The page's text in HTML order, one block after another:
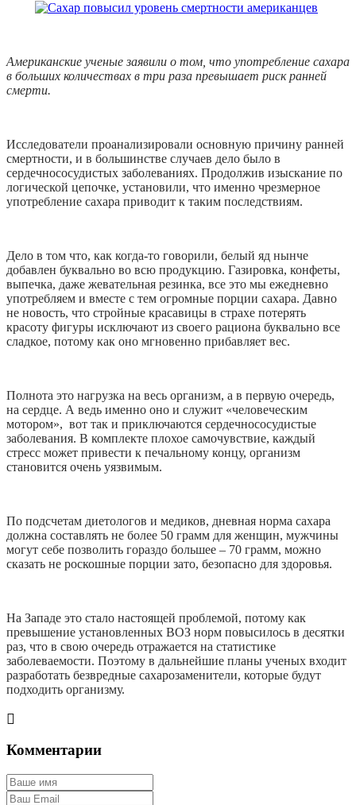
Американские ученые заявили о том, что употребление сахара
в больших количествах в три раза превышает риск ранней
смерти.
Исследователи проанализировали основную причину ранней
смертности, и в большинстве случаев дело было в
сердечнососудистых заболеваниях. Продолжив изыскание по
логической цепочке, установили, что именно чрезмерное
употребление сахара приводит к таким последствиям.
Дело в том что, как когда-то говорили, белый яд нынче
добавлен буквально во всю продукцию. Газировка, конфеты,
выпечка, даже жевательная резинка, все это мы ежедневно
употребляем и вместе с тем огромные порции сахара. Давно
не новость, что стройные красавицы в страхе потерять
красоту фигуры исключают из своего рациона буквально все
сладкое, потому как оно мгновенно прибавляет вес.
Полнота это нагрузка на весь организм, а в первую очередь,
на сердце. А ведь именно оно и служит «человеческим
мотором», вот так и приключаются сердечнососудистые
заболевания. В комплекте плохое самочувствие, каждый
стресс может привести к печальному концу, организм
становится очень уязвимым.
По подсчетам диетологов и медиков, дневная норма сахара
должна составлять не более 50 грамм для женщин, мужчины
могут себе позволить гораздо большее – 70 грамм, можно
сказать не роскошные порции зато, безопасно для здоровья.
На Западе это стало настоящей проблемой, потому как
превышение установленных ВОЗ норм повысилось в десятки
раз, что в свою очередь отражается на статистике
заболеваемости. Поэтому в дальнейшие планы ученых входит
разработать безвредные сахарозаменители, которые будут
подходить организму.
Комментарии